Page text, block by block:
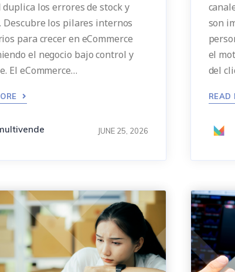
duplica los errores de stock y
Descubre los pilares internos
para crecer en eCommerce
el negocio bajo control y
El eCommerce…
JUNE 25, 2026
son
el
del
READ